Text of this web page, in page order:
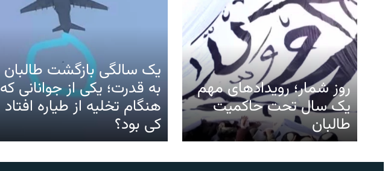
روز شمار؛ رویدادهای مهم
یک سال تحت حاکمیت
طالبان
یک سالگی بازگشت طالبان
به قدرت؛ یکی از جوانانی که
هنگام تخلیه از طیاره افتاد
کی بود؟